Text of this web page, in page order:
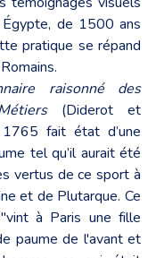
de 1500 ans
pratique se répand
raisonné des
(Diderot et
fait état d’une
tel qu’il aurait été
vertus de ce sport à
et de Plutarque. Ce
à Paris une fille
paume de l'avant et